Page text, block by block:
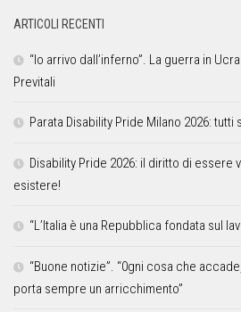
ARTICOLI RECENTI
“Io arrivo dall’inferno”. La guerra in
Previtali
Parata Disability Pride Milano 2026:
Disability Pride 2026: il diritto di essere
esistere!
“L’Italia è una Repubblica fondata sul
“Buone notizie”. “0gni cosa che
porta sempre un arricchimento”